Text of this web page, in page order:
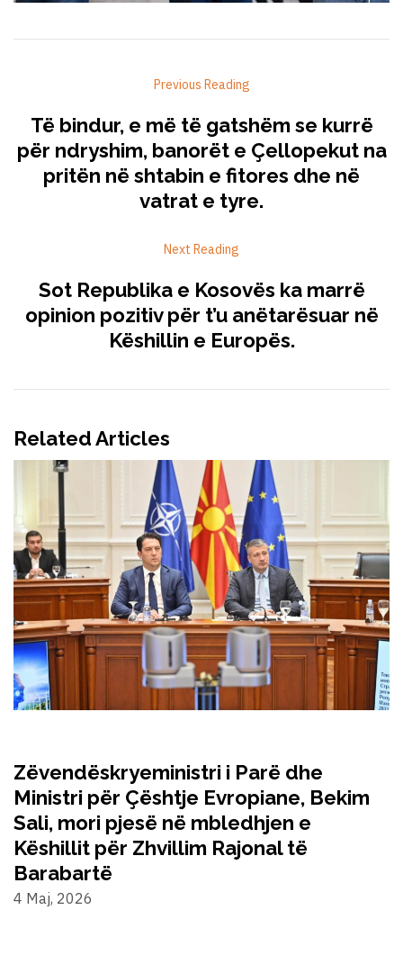
Previous Reading
Të bindur, e më të gatshëm se kurrë
për ndryshim, banorët e Çellopekut na
pritën në shtabin e fitores dhe në
vatrat e tyre.
Next Reading
Sot Republika e Kosovës ka marrë
opinion pozitiv për t’u anëtarësuar në
Këshillin e Europës.
Related Articles
Zëvendëskryeministri i Parë dhe
Ministri për Çështje Evropiane, Bekim
Sali, mori pjesë në mbledhjen e
Këshillit për Zhvillim Rajonal të
Barabartë
4 Maj, 2026